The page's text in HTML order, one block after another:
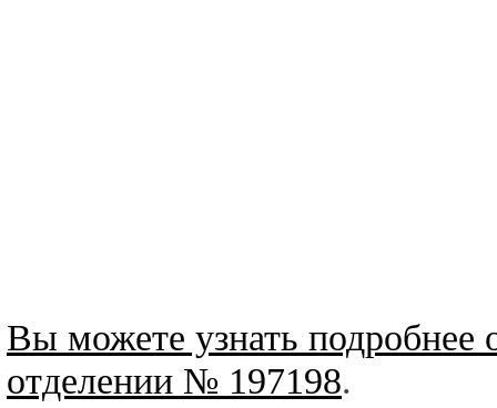
Вы можете узнать подробнее
отделении № 197198.